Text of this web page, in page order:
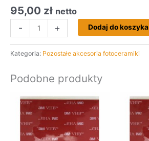
95,00 zł netto
- + Dodaj do koszyka
Kategoria: Pozostałe akcesoria fotoceramiki
Podobne produkty